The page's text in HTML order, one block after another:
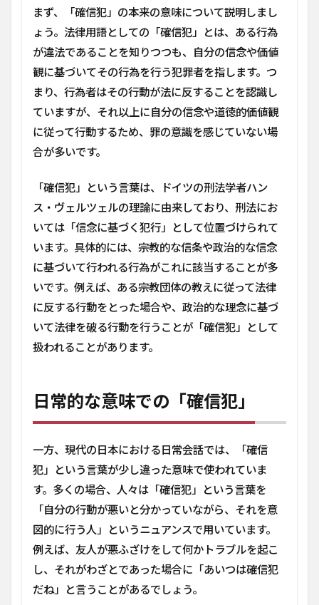
の
味
2
日常
的な
での
「確
犯」
3
確信
的犯
行と
4
確
信
犯
と
確
信
の
違
い
5
なぜ
この
違い
が重
要な
の
か？
6
ま
と
まず、「確信犯」の本来の意味について説明しまし
ょう。法律用語としての「確信犯」とは、ある行為
が違法であることを知りつつも、自分の信念や価値
観に基づいてその行為を行う犯罪者を指します。つ
まり、行為者はその行動が法に反することを認識し
ていますが、それ以上に自分の信念や道徳的価値観
に従って行動するため、罪の意識を感じていない場
合が多いです。
「確信犯」という言葉は、ドイツの刑法学者ハン
ス・ヴェルツェルの理論に由来しており、刑法にお
いては「信念に基づく犯行」として位置づけられて
います。具体的には、宗教的な信条や政治的な信念
に基づいて行われる行為がこれに該当することが多
いです。例えば、ある宗教団体の教えに従って法律
に反する行動をとった場合や、政治的な理念に基づ
いて法律を破る行動を行うことが「確信犯」として
扱われることがあります。
日常的な意味での「確信犯」
一方、現代の日本における日常会話では、「確信
犯」という言葉が少し違った意味で使われていま
す。多くの場合、人々は「確信犯」という言葉を
「自分の行動が悪いと分かっていながら、それを意
図的に行う人」というニュアンスで用いています。
例えば、友人が悪ふざけをして何かトラブルを起こ
し、それがわざとであった場合に「あいつは確信犯
だね」と言うことがあるでしょう。